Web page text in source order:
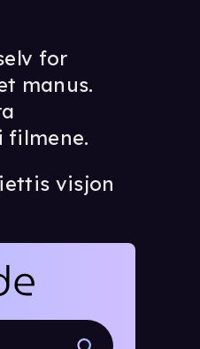
for
manus.
filmene.
visjon